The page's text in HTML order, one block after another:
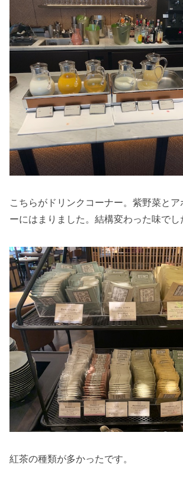
こちらがドリンクコーナー。紫野菜と
ーにはまりました。結構変わった味でし
紅茶の種類が多かったです。